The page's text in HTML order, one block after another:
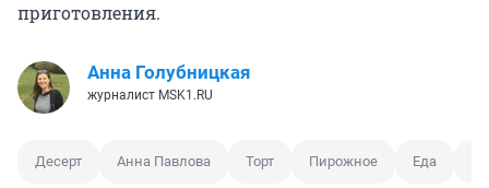
приготовления.
Анна Голубницкая
журналист MSK1.RU
Десерт Анна Павлова Торт Пирожное Еда